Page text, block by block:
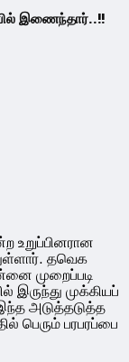
இணைந்தார்..!!
உறுப்பினரான
தவெக
முறைப்படி
முக்கியப்
அடுத்தடுத்த
பெரும் பரபரப்பை